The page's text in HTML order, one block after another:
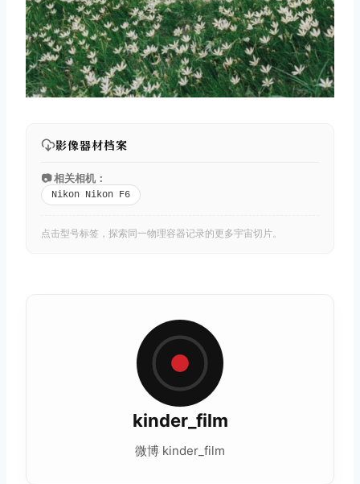
影像器材档案
📷 相关相机：
Nikon Nikon F6
点击型号标签，探索同一物理容器记录的更多宇宙切片。
kinder_film
微博 kinder_film